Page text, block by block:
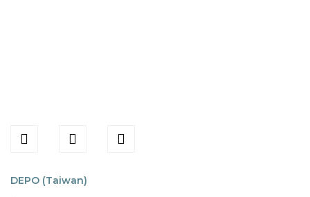
DEPO (Taiwan)